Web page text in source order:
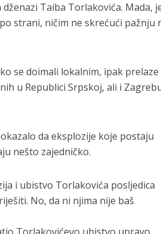
Taiba Torlakovića. Mada,
strani, ničim ne skrećući pažnju
se doimali lokalnim, ipak prelaze
u Republici Srpskoj, ali i
da eksplozije koje postaju
nešto zajedničko.
i ubistvo Torlakovića posljedica
No, da ni njima nije baš